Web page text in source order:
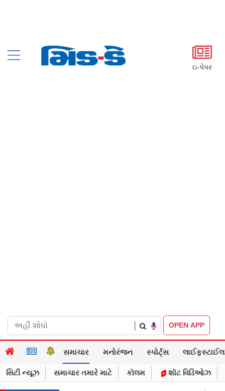
ઇ-પેપર
OPEN APP
સમાચાર મનોરંજન સ્પોર્ટ્સ લાઈફસ્ટાઈલ
સિટી ન્યૂઝ સમાચાર તમારે માટે કૉલમ શૉટ વિડિઓઝ